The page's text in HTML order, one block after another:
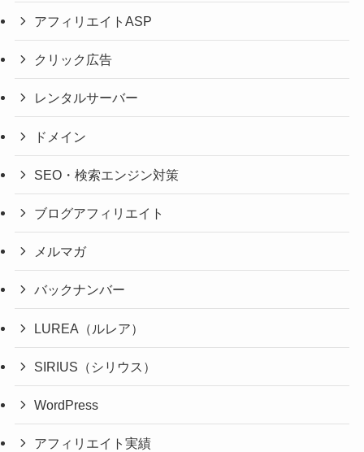
アフィリエイトASP
クリック広告
レンタルサーバー
ドメイン
SEO・検索エンジン対策
ブログアフィリエイト
メルマガ
バックナンバー
LUREA（ルレア）
SIRIUS（シリウス）
WordPress
アフィリエイト実績